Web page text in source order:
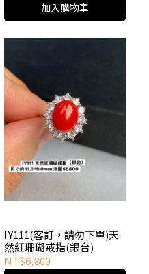
加入購物車
IY111(客訂，請勿下單)天
然紅珊瑚戒指(銀台)
NT$6,800